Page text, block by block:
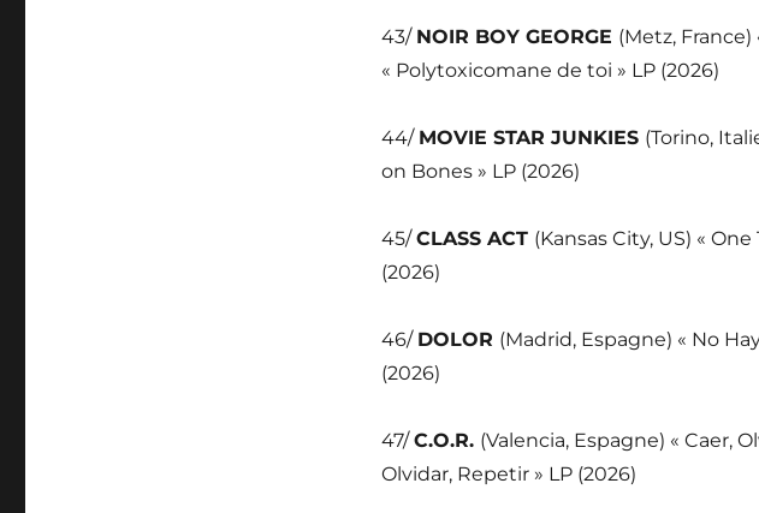
43/ NOIR BOY GEORGE (Metz,
« Polytoxicomane de toi » LP (2026)
44/ MOVIE STAR JUNKIES (Torino,
on Bones » LP (2026)
45/CLASS ACT (Kansas City, US) «
(2026)
46/ DOLOR (Madrid, Espagne) « No
(2026)
47/C.O.R. (Valencia, Espagne) « Caer,
Olvidar, Repetir » LP (2026)